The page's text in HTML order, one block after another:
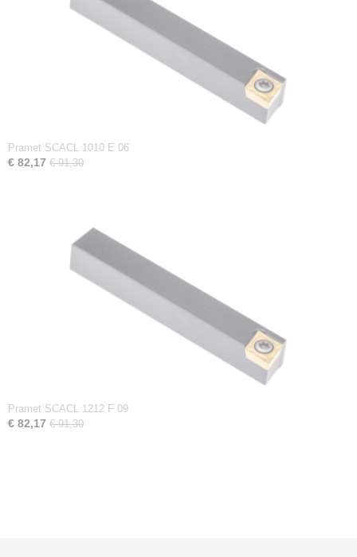
Pramet SCACL 1010 E 06
€ 82,17 € 91,30
Pramet SCACL 1212 F 09
€ 82,17 € 91,30